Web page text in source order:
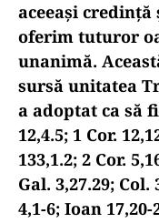
aceeaşi
oferim tuturor
unanimă.
sursă unitatea
a adoptat ca să
12,4.5; 1 Cor.
133,1.2; 2 Cor.
Gal. 3,27.29; Col.
4,1-6; Ioan 17,20-